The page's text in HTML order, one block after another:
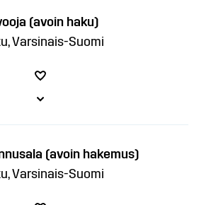
(avoin haku)
Varsinais-Suomi
(avoin hakemus)
Varsinais-Suomi